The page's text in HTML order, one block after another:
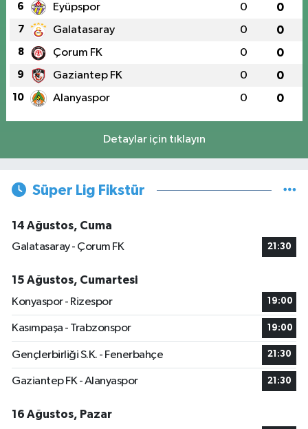
6 Eyüpspor 0 0
7 Galatasaray 0 0
8 Çorum FK 0 0
9 Gaziantep FK 0 0
10 Alanyaspor 0 0
Detaylar için tıklayın
Süper Lig Fikstür
14 Ağustos, Cuma
Galatasaray - Çorum FK
21:30
15 Ağustos, Cumartesi
Konyaspor - Rizespor
19:00
Kasımpaşa - Trabzonspor 19:00
Gençlerbirliği S.K. - Fenerbahçe 21:30
Gaziantep FK - Alanyaspor 21:30
16 Ağustos, Pazar